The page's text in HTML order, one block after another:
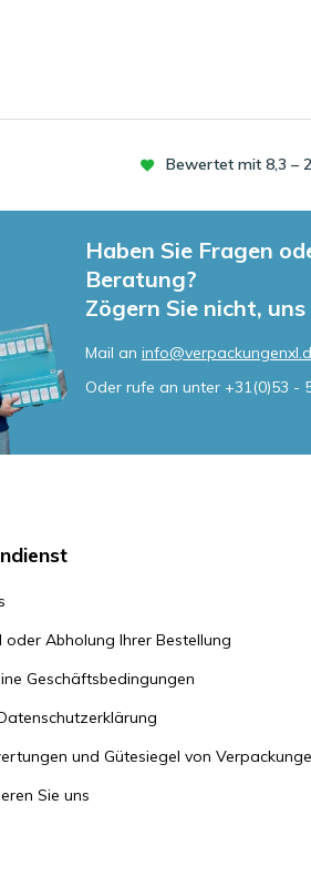
Bewertet mit 8,3 –
Haben Sie Fragen
Beratung?
Zögern Sie nicht,
Mail an
Oder rufe an unter +31(0)53 -
oder Abholung Ihrer Bestellung
Geschäftsbedingungen
und Gütesiegel von
Sie uns